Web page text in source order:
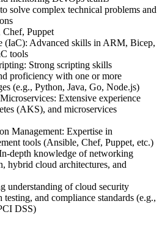
solve complex technical problems and
Puppet
(IaC): Advanced skills in ARM, Bicep,
tools
Strong scripting skills
proficiency with one or more
(e.g., Python, Java, Go, Node.js)
Extensive experience
(AKS), and microservices
Management: Expertise in
tools (Ansible, Chef, Puppet, etc.)
depth knowledge of networking
hybrid cloud architectures, and
understanding of cloud security
and compliance standards (e.g.,
DSS)